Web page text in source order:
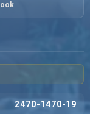
2470-1470-19